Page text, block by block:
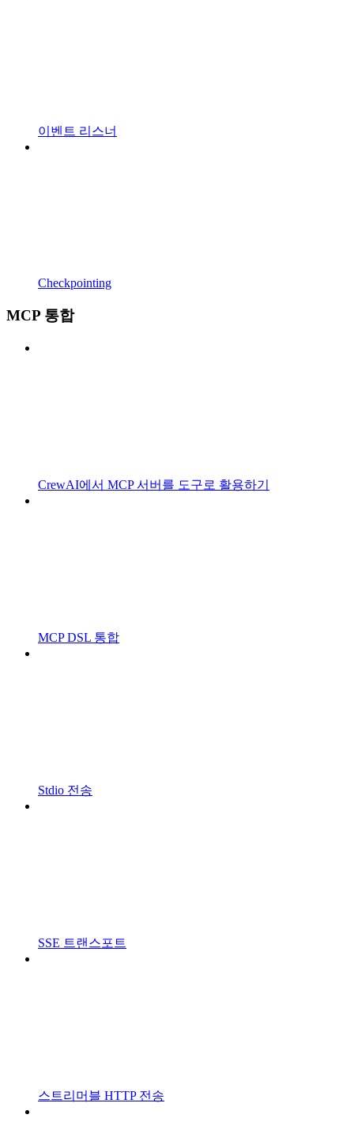
이벤트 리스너
Checkpointing
MCP 통합
CrewAI에서 MCP 서버를 도구로 활용하기
MCP DSL 통합
Stdio 전송
SSE 트랜스포트
스트리머블 HTTP 전송